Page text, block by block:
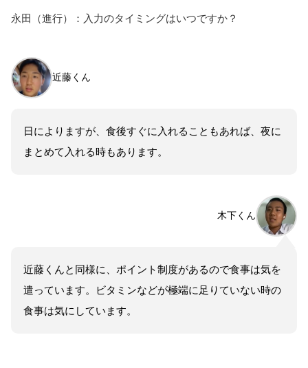
永田（進行）：入力のタイミングはいつですか？
日によりますが、食後すぐに入れることもあれば、夜に
まとめて入れる時もあります。
近藤くん
近藤くんと同様に、ポイント制度があるので食事は気を
遣っています。ビタミンなどが極端に足りていない時の
食事は気にしています。
木下くん